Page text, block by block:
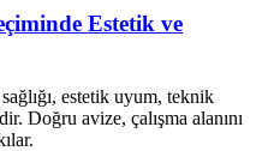
Estetik ve
estetik uyum, teknik
Doğru avize, çalışma alanını